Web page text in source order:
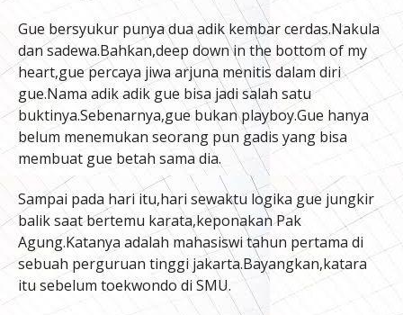
Gue bersyukur punya dua adik kembar cerdas.Nakula
dan sadewa.Bahkan,deep down in the bottom of my
heart,gue percaya jiwa arjuna menitis dalam diri
gue.Nama adik adik gue bisa jadi salah satu
buktinya.Sebenarnya,gue bukan playboy.Gue hanya
belum menemukan seorang pun gadis yang bisa
membuat gue betah sama dia.
Sampai pada hari itu,hari sewaktu logika gue jungkir
balik saat bertemu karata,keponakan Pak
Agung.Katanya adalah mahasiswi tahun pertama di
sebuah perguruan tinggi jakarta.Bayangkan,katara
itu sebelum toekwondo di SMU.